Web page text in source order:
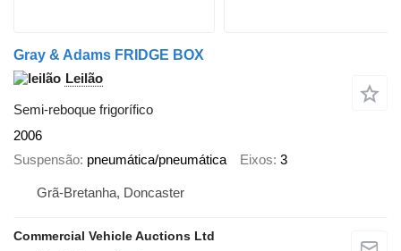
Gray & Adams FRIDGE BOX
Leilão
Semi-reboque frigorífico
2006
Suspensão pneumática/pneumática Eixos 3
Grã-Bretanha, Doncaster
Commercial Vehicle Auctions Ltd